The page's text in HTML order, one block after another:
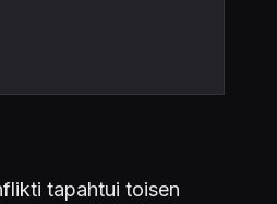
tapahtui toisen